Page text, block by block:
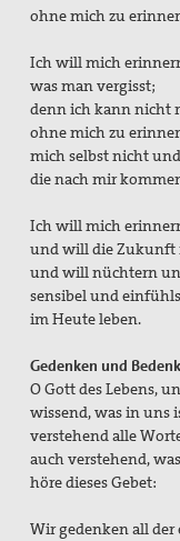
ohne mich zu
Ich will mich
was man vergisst;
denn ich kann nicht
ohne mich zu
mich selbst nicht
die nach mir
Ich will mich
und will die Zukunft
und will nüchtern
sensibel und
im Heute leben.
Gedenken und
O Gott des Lebens,
wissend, was in uns
verstehend alle
auch verstehend,
höre dieses Gebet:
Wir gedenken all